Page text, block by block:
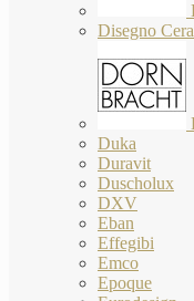
Disegno
Duka
Duravit
Duscholux
DXV
Eban
Effegibi
Emco
Epoque